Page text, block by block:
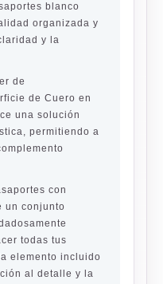
blanco
organizada y
y la
de
de Cuero en
una solución
permitiendo a
con
un conjunto
todas tus
elemento incluido
al detalle y la